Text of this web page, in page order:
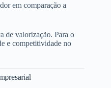
em comparação a
de valorização. Para o
e competitividade no